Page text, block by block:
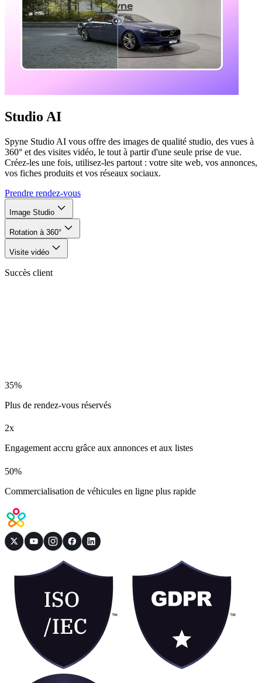
Studio AI
Spyne Studio AI vous offre des images de qualité studio, des vues à
360° et des visites vidéo, le tout à partir d'une seule prise de vue.
Créez-les une fois, utilisez-les partout : votre site web, vos annonces,
vos fiches produits et vos réseaux sociaux.
Prendre rendez-vous
Image Studio
Rotation à 360°
Visite vidéo
Succès client
35%
Plus de rendez-vous réservés
2x
Engagement accru grâce aux annonces et aux listes
50%
Commercialisation de véhicules en ligne plus rapide